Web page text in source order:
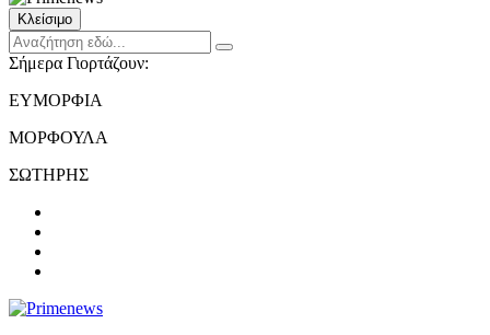
Κλείσιμο
Σήμερα Γιορτάζουν:
ΕΥΜΟΡΦΙΑ
ΜΟΡΦΟΥΛΑ
ΣΩΤΗΡΗΣ